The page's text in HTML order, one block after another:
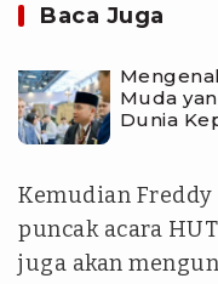
Baca Juga
Muda
Dunia
Kemudian
puncak acara
juga akan